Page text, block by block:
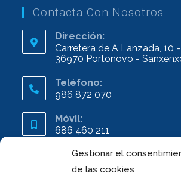
Gestionar el
de las cookies
Contacta Con Nosotros
Dirección:
Carretera de A Lanzada, 10
36970 Portonovo -
Teléfono:
986 872 070
Móvil:
686 460 211
Email
info@formasalnes.com